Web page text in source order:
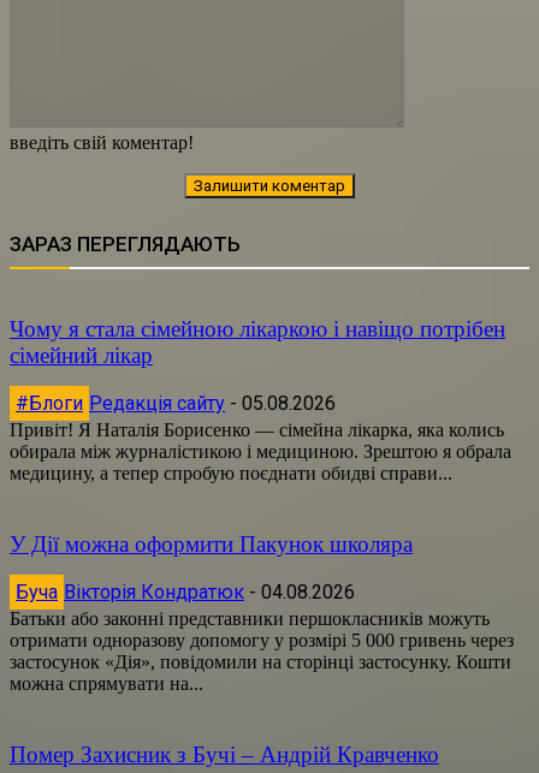
введіть свій коментар!
ЗАРАЗ ПЕРЕГЛЯДАЮТЬ
Чому я стала сімейною лікаркою і навіщо потрібен
сімейний лікар
#Блоги Редакція сайту - 05.08.2026
Привіт! Я Наталія Борисенко — сімейна лікарка, яка колись
обирала між журналістикою і медициною. Зрештою я обрала
медицину, а тепер спробую поєднати обидві справи...
У Дії можна оформити Пакунок школяра
Буча Вікторія Кондратюк - 04.08.2026
Батьки або законні представники першокласників можуть
отримати одноразову допомогу у розмірі 5 000 гривень через
застосунок «Дія», повідомили на сторінці застосунку. Кошти
можна спрямувати на...
Помер Захисник з Бучі – Андрій Кравченко